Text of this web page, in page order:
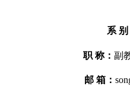
系 别
职 称： 副
邮 箱：